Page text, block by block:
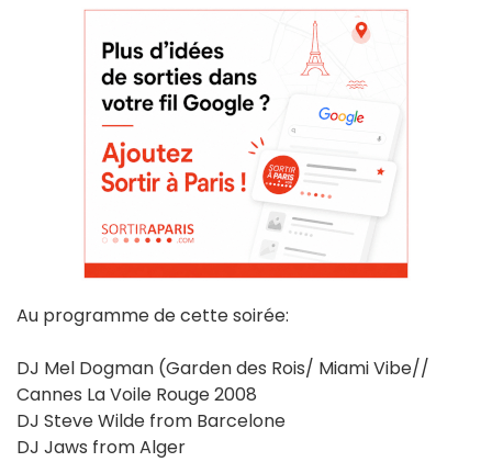
Au programme de cette soirée:
DJ Mel Dogman (Garden des Rois/ Miami Vibe//
Cannes La Voile Rouge 2008
DJ Steve Wilde from Barcelone
DJ Jaws from Alger